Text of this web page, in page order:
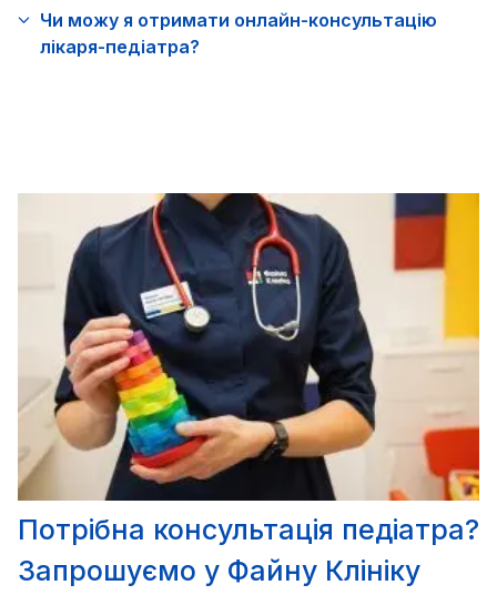
Чи можу я отримати онлайн-консультацію
лікаря-педіатра?
Потрібна консультація педіатра?
Запрошуємо у Файну Клініку